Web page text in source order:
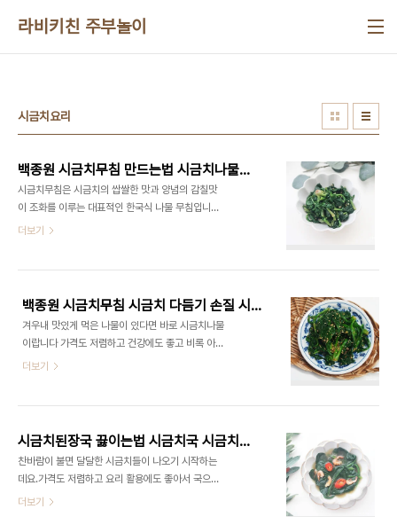
라비키친 주부놀이
시금치요리
백종원 시금치무침 만드는법 시금치나물무침 레시피 시금치요리
시금치무침은 시금치의 쌉쌀한 맛과 양념의 감칠맛
이 조화를 이루는 대표적인 한국식 나물 무침입니다.
시금치는 비타민, 미네랄이 풍부한 녹황색 채소로, 시
의 풍미를 더해주는데요 시금치는 데칠 때 너무 오래
데치지 않으면 아삭한 식감이 살아난답니다 ​ 이번에
백종원 시금치무침 만드는법 으로 만들어보았는데
간단하면서 맛있게 만들 수 있었답니다 :) ​■재료 준
비■ 시금치 1단(250g), 물 1리터, 소금 1/2큰술 다
큰술 ​ 요즘 시금치 한단 가격이 너무 비싸더라고요 조
더보기
백종원 시금치무침 시금치 다듬기 손질 시금치나물무침 나물요리 시금치 요리
겨우내 맛있게 먹은 나물이 있다면 바로 시금치나물
이랍니다 가격도 저렴하고 건강에도 좋고 비록 아이
들은 아주 좋아하는 반찬은 아니지만. 겨울에는 진짜
참기름 2큰술, 통깨 2큰술 ​ 들어가는 재료는 간단하
죠? 백종원 시금치무침 유튜브 채널 레시피대로 만들
었으니 참고하세요! ​ 시금치는 1단을 준비합니다 양
은 250g 기준입니다 시금치 다듬기는 간단해요 우
선 끝부분을 잘라주거나 아니면 일일이 시금치를 떼
더보기
시금치된장국 끓이는법 시금치국 시금치요리
찬바람이 불면 달달한 시금치들이 나오기 시작하는
데요.가격도 저렴하고 요리 활용에도 좋아서 국으로
도 먹고 시금치무침으로도 먹고 청경채처럼 다른 요
더보기